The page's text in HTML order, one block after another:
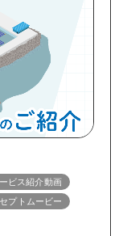
ビス紹介動画
プトムービー